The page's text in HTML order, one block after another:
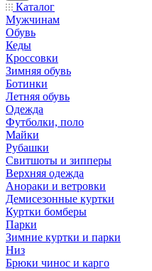
Каталог
Мужчинам
Обувь
Кеды
Кроссовки
Зимняя обувь
Ботинки
Летняя обувь
Одежда
Футболки, поло
Майки
Рубашки
Свитшоты и зипперы
Верхняя одежда
Анораки и ветровки
Демисезонные куртки
Куртки бомберы
Парки
Зимние куртки и парки
Низ
Брюки чинос и карго